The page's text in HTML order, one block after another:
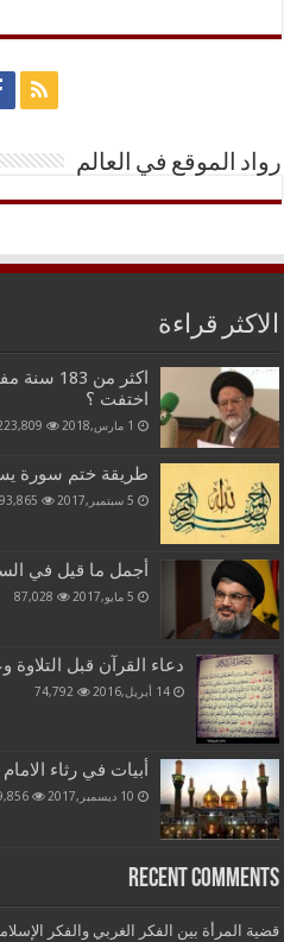
رواد الموقع في العالم
الاكثر قراءة
اكثر من
اختفت ؟
1 مارس,2018
طريقة ختم سورة
5 سبتمبر,2017 93,865
أجمل ما قيل في
5 مايو,2017 87,028
دعاء القرآن قبل التلاوة
14 أبريل,2016 74,792
أبيات في رثاء
10 ديسمبر,2017
Recent Comments
قضية المرأة بين الفكر الغربي والفكر